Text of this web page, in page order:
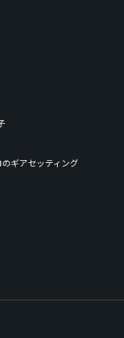
のギアセッティング